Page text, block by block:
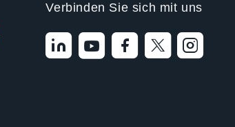
Verbinden Sie sich mit uns